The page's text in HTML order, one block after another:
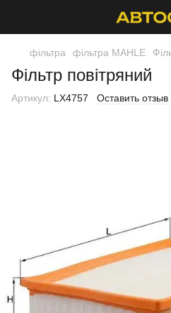
фільтра фільтра MAHLE
Фільтр повітряний
Артикул: LX4757 Оставить отзыв